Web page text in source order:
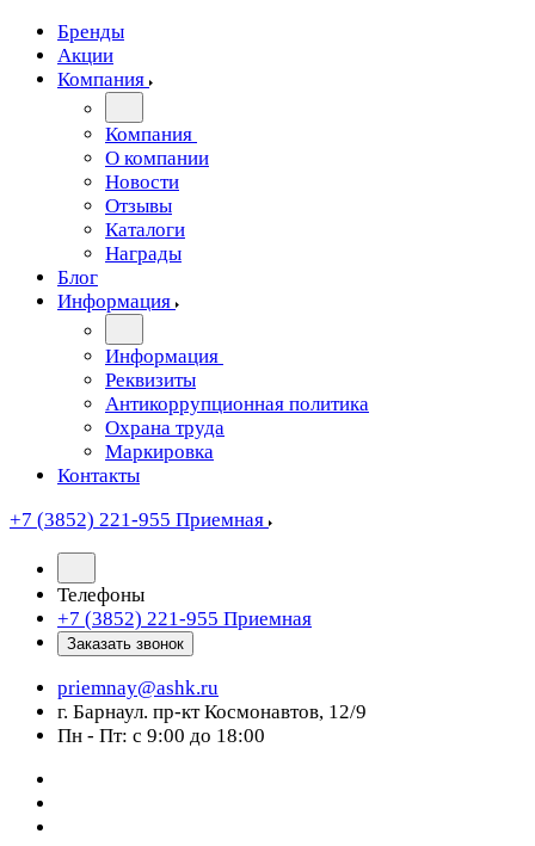
Бренды
Акции
Компания
Компания
О компании
Новости
Отзывы
Каталоги
Награды
Блог
Информация
Информация
Реквизиты
Антикоррупционная политика
Охрана труда
Маркировка
Контакты
+7 (3852) 221-955 Приемная
Телефоны
+7 (3852) 221-955 Приемная
Заказать звонок
priemnay@ashk.ru
г. Барнаул. пр-кт Космонавтов, 12/9
Пн - Пт: с 9:00 до 18:00